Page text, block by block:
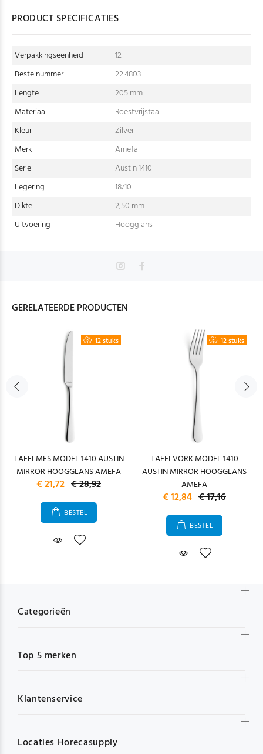
PRODUCT SPECIFICATIES
Verpakkingseenheid
12
Bestelnummer
22.4803
Lengte
205 mm
Materiaal
Roestvrijstaal
Kleur
Zilver
Merk
Amefa
Serie
Austin 1410
Legering
18/10
Dikte
2,50 mm
Uitvoering
Hoogglans
GERELATEERDE PRODUCTEN
12 stuks
TAFELMES MODEL 1410 AUSTIN
MIRROR HOOGGLANS AMEFA
€ 21,72 € 28,92
BESTEL
12 stuks
TAFELVORK MODEL 1410
AUSTIN MIRROR HOOGGLANS
AMEFA
€ 12,84 € 17,16
BESTEL
Categorieën
Top 5 merken
Klantenservice
Locaties Horecasupply